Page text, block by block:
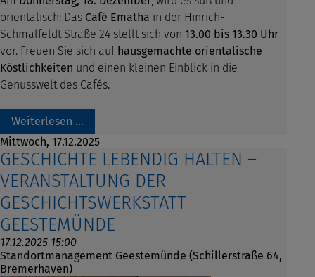
orientalisch: Das Café Ematha in der Hinrich-
Schmalfeldt-Straße 24 stellt sich von 13.00 bis 13.30 Uhr
vor. Freuen Sie sich auf hausgemachte orientalische
Köstlichkeiten und einen kleinen Einblick in die
Genusswelt des Cafés.
Weiterlesen …
Mittwoch, 17.12.2025
GESCHICHTE LEBENDIG HALTEN –
VERANSTALTUNG DER
GESCHICHTSWERKSTATT
GEESTEMÜNDE
17.12.2025 15:00
Standortmanagement Geestemünde (Schillerstraße 64,
Bremerhaven)